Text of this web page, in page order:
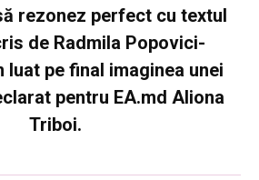
rezonez perfect cu textul
de Radmila Popovici-
luat pe final imaginea unei
pentru EA.md Aliona
Triboi.